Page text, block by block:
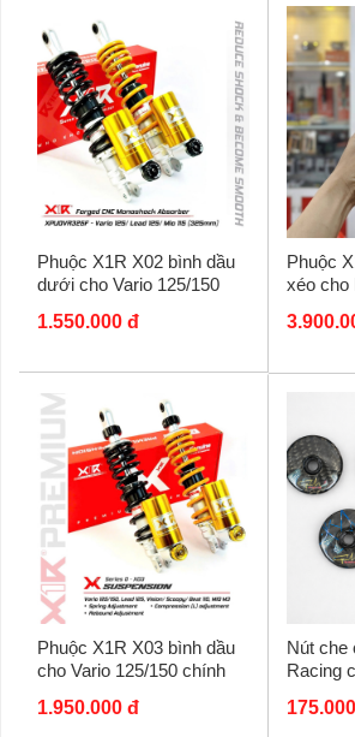
Phuộc X1R X02 bình dầu
dưới cho Vario 125/150
1.550.000 đ
Phuộc
xéo cho
Phuộc X1R X03 bình dầu
cho Vario 125/150 chính
1.950.000 đ
Nút che
Racing